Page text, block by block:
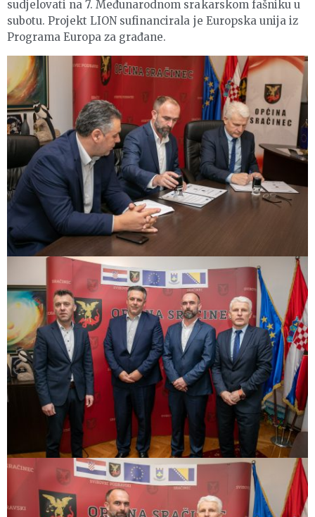
sudjelovati na 7. Međunarodnom srakarskom fašniku u
subotu. Projekt LION sufinancirala je Europska unija iz
Programa Europa za građane.